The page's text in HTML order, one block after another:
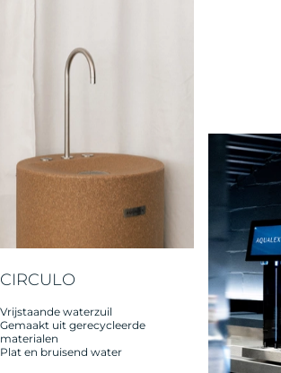
CIRCULO
Vrijstaande waterzuil
Gemaakt uit gerecycleerde
materialen
Plat en bruisend water